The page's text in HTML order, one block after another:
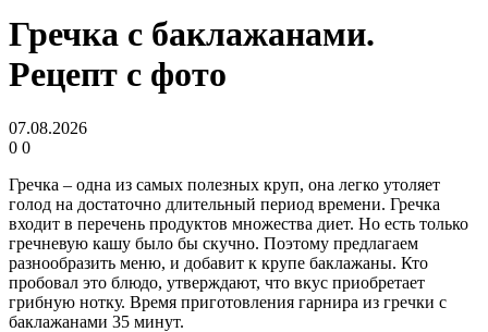
Гречка с баклажанами.
Рецепт с фото
07.08.2026
0 0
Гречка – одна из самых полезных круп, она легко утоляет
голод на достаточно длительный период времени. Гречка
входит в перечень продуктов множества диет. Но есть только
гречневую кашу было бы скучно. Поэтому предлагаем
разнообразить меню, и добавит к крупе баклажаны. Кто
пробовал это блюдо, утверждают, что вкус приобретает
грибную нотку. Время приготовления гарнира из гречки с
баклажанами 35 минут.